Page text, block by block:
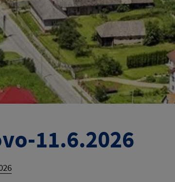
11.6.2026